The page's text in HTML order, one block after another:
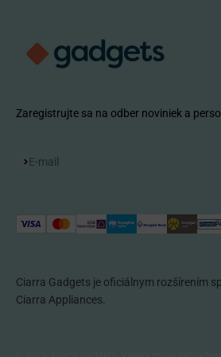
Zaregistrujte sa na odber noviniek a
E-mail
Odoberať
Ciarra Gadgets je oficiálnym rozšírením
Ciarra Appliances.